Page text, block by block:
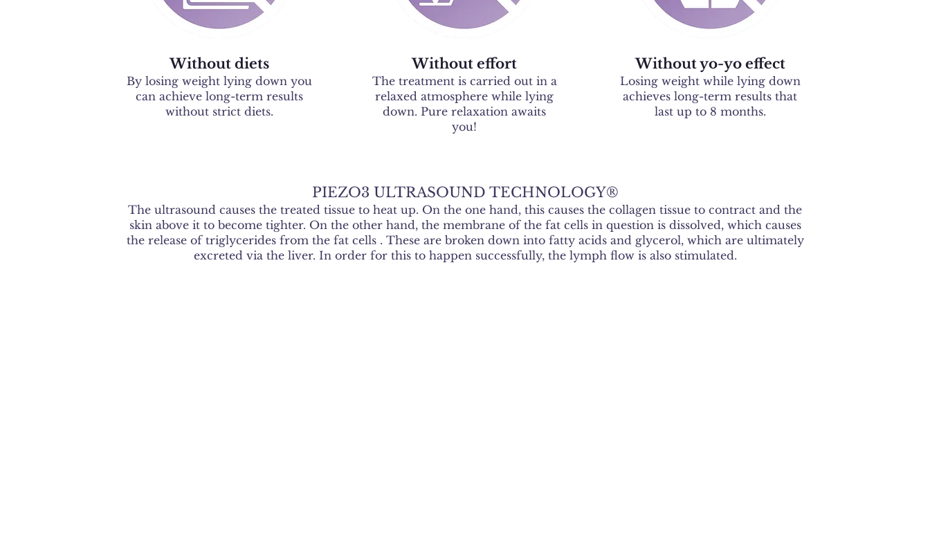
Without diets
By losing weight lying down you
can achieve long-term results
without strict diets.
Without effort
The treatment is carried out in a
relaxed atmosphere while lying
down. Pure relaxation awaits
you!
Without yo-yo effect
Losing weight while lying down
achieves long-term results that
last up to 8 months.
PIEZO3 ULTRASOUND TECHNOLOGY®
The ultrasound causes the treated tissue to heat up. On the one hand, this causes the collagen tissue to contract and the
skin above it to become tighter. On the other hand, the membrane of the fat cells in question is dissolved, which causes
the release of triglycerides from the fat cells . These are broken down into fatty acids and glycerol, which are ultimately
excreted via the liver. In order for this to happen successfully, the lymph flow is also stimulated.